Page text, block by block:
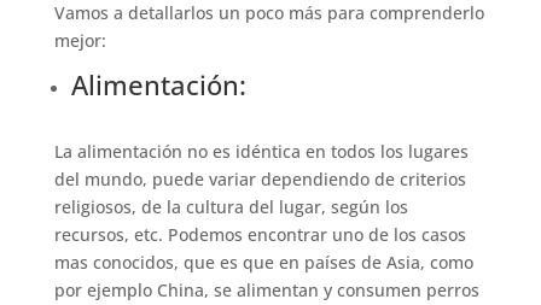
Vamos a detallarlos un poco más para comprenderlo
mejor:
Alimentación:
La alimentación no es idéntica en todos los lugares
del mundo, puede variar dependiendo de criterios
religiosos, de la cultura del lugar, según los
recursos, etc. Podemos encontrar uno de los casos
mas conocidos, que es que en países de Asia, como
por ejemplo China, se alimentan y consumen perros